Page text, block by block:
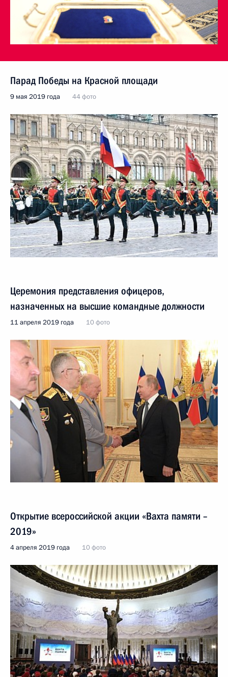
Парад Победы на Красной площади
9 мая 2019 года 44 фото
Церемония представления офицеров,
назначенных на высшие командные должности
11 апреля 2019 года 10 фото
Открытие всероссийской акции «Вахта памяти –
2019»
4 апреля 2019 года 10 фото